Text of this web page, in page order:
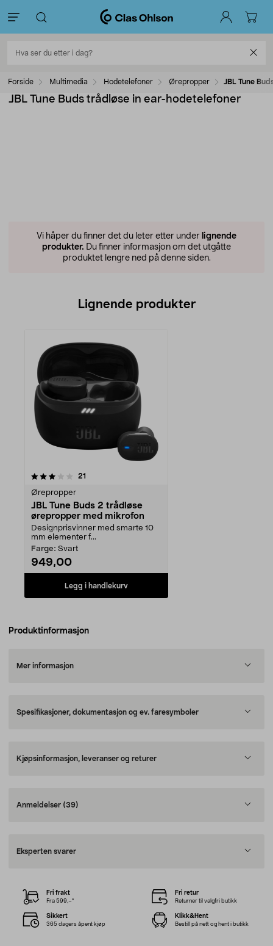
Forside Multimedia Hodetelefoner Ørepropper JBL Tune
JBL Tune Buds trådløse in ear-hodetelefoner
Vi håper du finner det du leter etter under lignende
produkter. Du finner informasjon om det utgåtte
produktet lengre ned på denne siden.
Lignende produkter
21
Ørepropper
JBL Tune Buds 2 trådløse
ørepropper med mikrofon
Designprisvinner med smarte 10
mm elementer f...
Farge: Svart
949,00
Legg i handlekurv
Produktinformasjon
Mer informasjon
Spesifikasjoner, dokumentasjon og ev. faresymboler
Kjøpsinformasjon, leveranser og returer
Anmeldelser (39)
Eksperten svarer
Fri frakt
Fra 599,–*
Fri retur
Returner til valgfri butikk
Sikkert
365 dagers åpent kjøp
Klikk&Hent
Bestill på nett og hent i butikk